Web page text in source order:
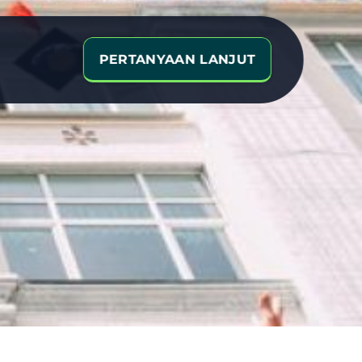
PERTANYAAN LANJUT
Dalam